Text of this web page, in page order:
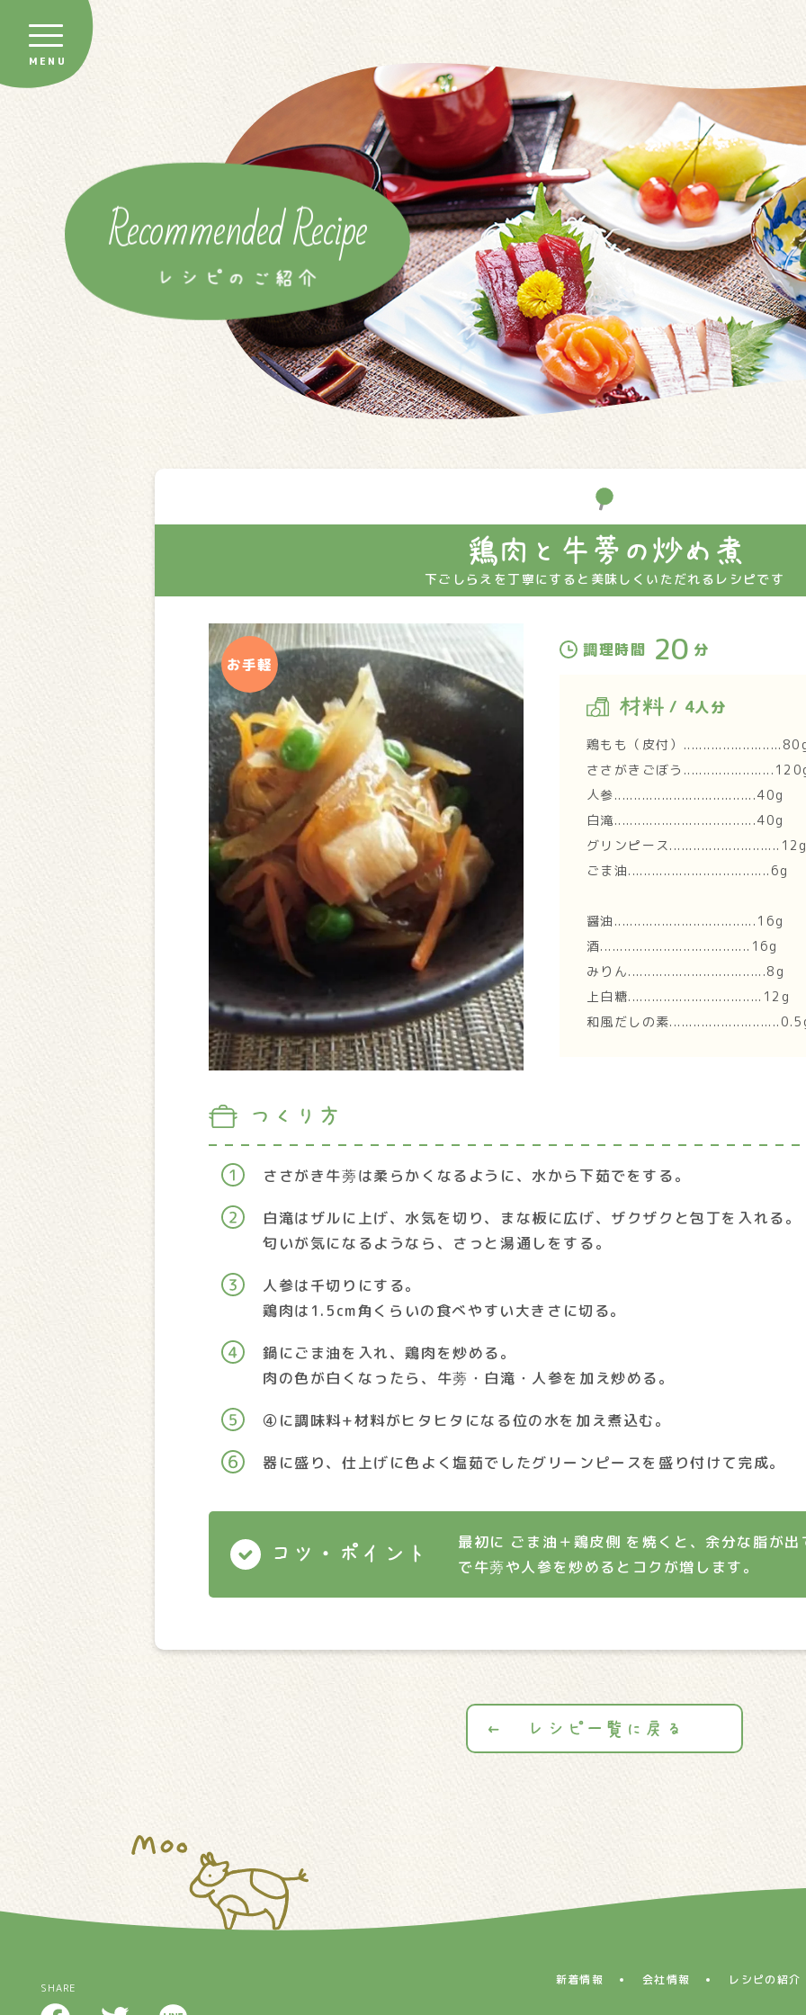
Recommended Recipe
レシピのご紹介
鶏肉と牛蒡の炒め煮
下ごしらえを丁寧にすると美味しくいただれるレシピです
調理時間 20 分
材料 / 4人分
鶏もも（皮付）
ささがきごぼう
人参....................................40g
白滝....................................40g
グリンピース
ごま油....................................6g
醤油....................................16g
酒......................................16g
みりん...................................8g
上白糖..................................12g
和風だしの素
つくり方
ささがき牛蒡は柔らかくなるように、水から下茹でをする。
白滝はザルに上げ、水気を切り、まな板に広げ、ザクザクと包丁を入れる。
匂いが気になるようなら、さっと湯通しをする。
人参は千切りにする。
鶏肉は1.5cm角くらいの食べやすい大きさに切る。
鍋にごま油を入れ、鶏肉を炒める。
肉の色が白くなったら、牛蒡・白滝・人参を加え炒める。
④に調味料+材料がヒタヒタになる位の水を加え煮込む。
器に盛り、仕上げに色よく塩茹でしたグリーンピースを盛り付けて完成。
コツ・ポイント
最初に ごま油＋鶏皮側 を焼くと、余分な脂が
で牛蒡や人参を炒めるとコクが増します。
レシピ一覧に戻る
SHARE
新着情報 会社情報 レシピの紹介